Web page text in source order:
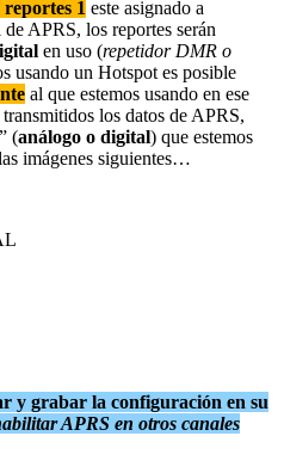
1 este asignado a
APRS, los reportes serán
en uso (repetidor DMR o
usando un Hotspot es posible
al que estemos usando en ese
los datos de APRS,
(análogo o digital) que estemos
imágenes siguientes…
y grabar la configuración en su
APRS en otros canales